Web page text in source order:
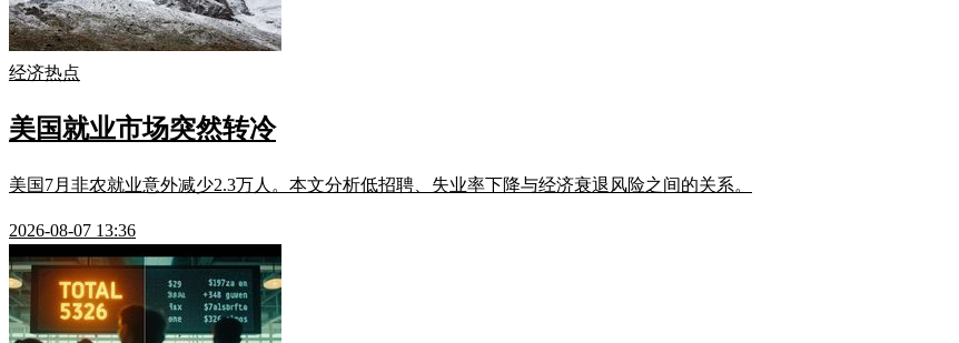
经济热点
美国就业市场突然转冷
美国7月非农就业意外减少2.3万人。本文分析低招聘、失业率下降与经济衰退风险之间的关系。
2026-08-07 13:36